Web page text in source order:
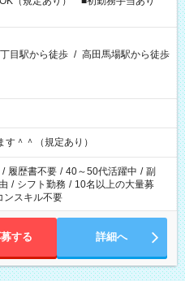
目駅から徒歩 / 高田馬場駅から徒歩
＾＾（規定あり）
/ 履歴書不要 / 40～50代活躍中 / 副
/ シフト勤務 / 10名以上の大量募
ンスキル不要
する 詳細へ